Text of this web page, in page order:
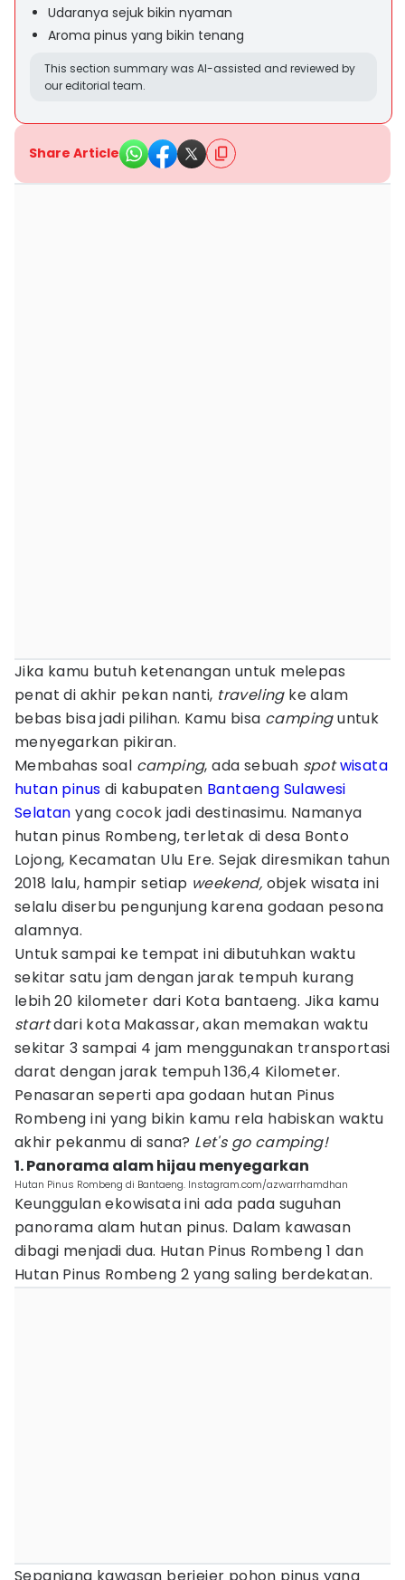
Udaranya sejuk bikin nyaman
Aroma pinus yang bikin tenang
This section summary was AI-assisted and reviewed by
our editorial team.
Share Article
Jika kamu butuh ketenangan untuk melepas
penat di akhir pekan nanti, traveling ke alam
bebas bisa jadi pilihan. Kamu bisa campinguntuk
menyegarkan pikiran.
Membahas soal camping, ada sebuah spot wisata
hutan pinus di kabupaten Bantaeng Sulawesi
Selatan yang cocok jadi destinasimu. Namanya
hutan pinus Rombeng, terletak di desa Bonto
Lojong, Kecamatan Ulu Ere. Sejak diresmikan tahun
2018 lalu, hampir setiap weekend, objek wisata ini
selalu diserbu pengunjung karena godaan pesona
alamnya.
Untuk sampai ke tempat ini dibutuhkan waktu
sekitar satu jam dengan jarak tempuh kurang
lebih 20 kilometer dari Kota bantaeng. Jika kamu
startdari kota Makassar, akan memakan waktu
sekitar 3 sampai 4 jam menggunakan transportasi
darat dengan jarak tempuh 136,4 Kilometer.
Penasaran seperti apa godaan hutan Pinus
Rombeng ini yang bikin kamu rela habiskan waktu
akhir pekanmu di sana? Let's go camping!
1. Panorama alam hijau menyegarkan
Hutan Pinus Rombeng di Bantaeng. Instagram.com/azwarrhamdhan
Keunggulan ekowisata ini ada pada suguhan
panorama alam hutan pinus. Dalam kawasan
dibagi menjadi dua. Hutan Pinus Rombeng 1 dan
Hutan Pinus Rombeng 2 yang saling berdekatan.